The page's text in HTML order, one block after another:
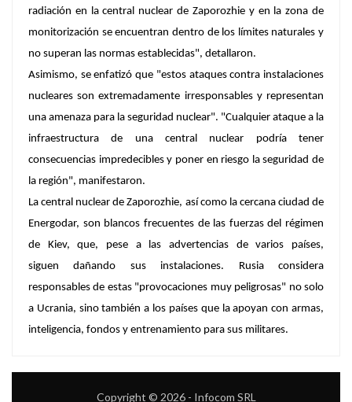
radiación en la central nuclear de Zaporozhie y en la zona de
monitorización se encuentran dentro de los límites naturales y
no superan las normas establecidas", detallaron.
Asimismo, se enfatizó que "estos ataques contra instalaciones
nucleares son extremadamente irresponsables y representan
una amenaza para la seguridad nuclear". "Cualquier ataque a la
infraestructura de una central nuclear podría tener
consecuencias impredecibles y poner en riesgo la seguridad de
la región", manifestaron.
La central nuclear de Zaporozhie, así como la cercana ciudad de
Energodar, son blancos frecuentes de las fuerzas del régimen
de Kiev, que, pese a las advertencias de varios países,
siguen dañando sus instalaciones. Rusia considera
responsables de estas "provocaciones muy peligrosas" no solo
a Ucrania, sino también a los países que la apoyan con armas,
inteligencia, fondos y entrenamiento para sus militares.
Copyright © 2026 - Infocom SRL